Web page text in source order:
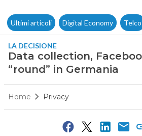
Ultimi articoli Digital Economy Telco
LA DECISIONE
Data collection,
“round” in Germania
Home Privacy